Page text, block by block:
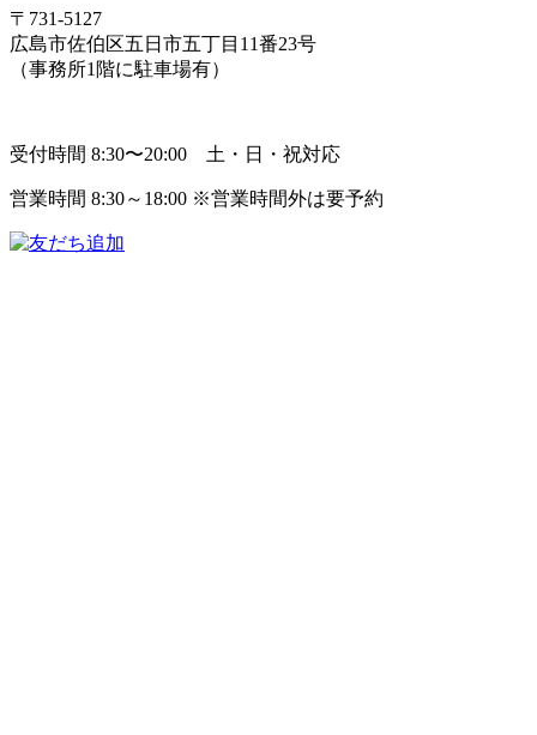
〒731-5127
広島市佐伯区五日市五丁目11番23号
（事務所1階に駐車場有）
受付時間 8:30〜20:00 土・日・祝対応
営業時間 8:30～18:00 ※営業時間外は要予約